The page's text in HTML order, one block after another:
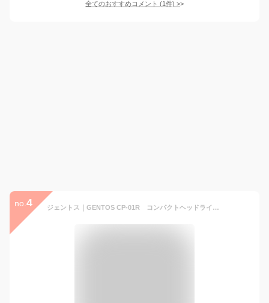
全てのおすすめコメント (1件) >
no. 4 ジェントス｜GENTOS CP-01R コンパクトヘッドライト USB充電式/3段階調光機能/可動式ヘッド/防塵・防滴/サブ赤色LED搭載 CP-01R [LED /充電式 /防水]